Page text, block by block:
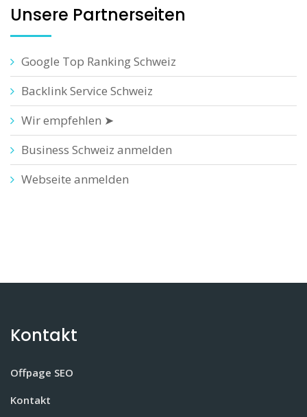
Unsere Partnerseiten
Google Top Ranking Schweiz
Backlink Service Schweiz
Wir empfehlen ➤
Business Schweiz anmelden
Webseite anmelden
Kontakt
Offpage SEO
Kontakt